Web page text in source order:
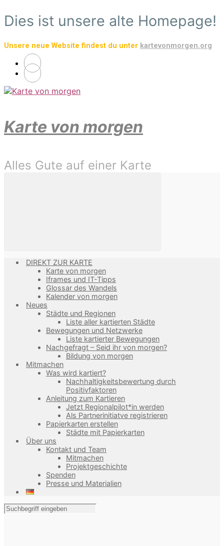
Zum
Hauptinhalt
Dies ist unsere alte Homepage!
Unsere neue Website findest du unter kartevonmorgen.org
Karte von morgen
Alles Gute auf einer Karte
DIREKT ZUR KARTE
Karte von morgen
Iframes und IT-Tipps
Glossar des Wandels
Kalender von morgen
Neues
Städte und Regionen
Liste aller kartierten Städte
Bewegungen und Netzwerke
Liste kartierter Bewegungen
Nachgefragt – Seid ihr von morgen?
Bildung von morgen
Mitmachen
Was wird kartiert?
Nachhaltigkeitsbewertung durch
Positivfaktoren
Anleitung zum Kartieren
Jetzt Regionalpilot*in werden
Als Partnerinitiatve registrieren
Papierkarten erstellen
Städte mit Papierkarten
Über uns
Kontakt und Team
Mitmachen
Projektgeschichte
Spenden
Presse und Materialien